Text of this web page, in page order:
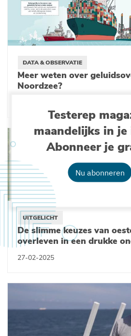
Testerep
maandelijks in je
Abonneer je
Nu abonneren
DATA & OBSERVATIE
Meer weten over
Noordzee?
UITGELICHT
De slimme keuzes van
overleven in een drukke
27-02-2025